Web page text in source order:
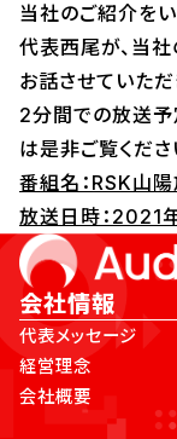
当社のご紹介をい
代表西尾が、当
お話させていただ
2分間での放送予
は是非ご覧くださ
番組名：RSK山
放送日時：2021
会社情報
代表メッセージ
経営理念
会社概要